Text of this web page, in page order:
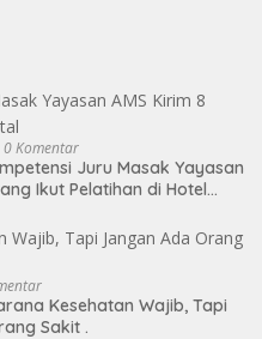
0 Komentar
Juru Masak Yayasan
Kesehatan Wajib, Tapi
Sakit .